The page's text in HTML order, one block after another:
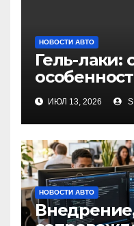
НОВОСТИ АВТО
Гель-лаки:
ИЮЛ 13, 2026
НОВОСТИ АВТО